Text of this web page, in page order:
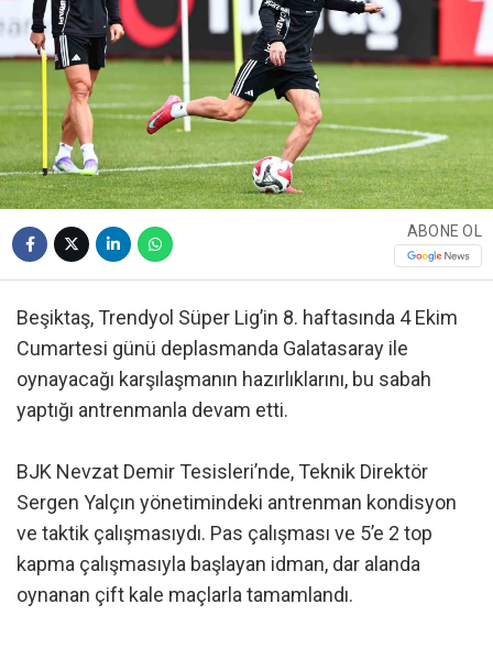
ABONE OL
Beşiktaş, Trendyol Süper Lig’in 8. haftasında 4 Ekim
Cumartesi günü deplasmanda Galatasaray ile
oynayacağı karşılaşmanın hazırlıklarını, bu sabah
yaptığı antrenmanla devam etti.
BJK Nevzat Demir Tesisleri’nde, Teknik Direktör
Sergen Yalçın yönetimindeki antrenman kondisyon
ve taktik çalışmasıydı. Pas çalışması ve 5’e 2 top
kapma çalışmasıyla başlayan idman, dar alanda
oynanan çift kale maçlarla tamamlandı.